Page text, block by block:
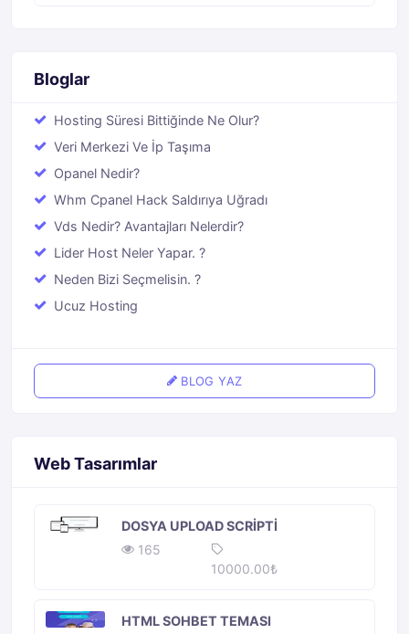
Bloglar
Hosting Süresi Bittiğinde Ne Olur?
Veri Merkezi Ve İp Taşıma
Opanel Nedir?
Whm Cpanel Hack Saldırıya Uğradı
Vds Nedir? Avantajları Nelerdir?
Lider Host Neler Yapar. ?
Neden Bizi Seçmelisin. ?
Ucuz Hosting
BLOG YAZ
Web Tasarımlar
DOSYA UPLOAD SCRIPTI
165
10000.00₺
HTML SOHBET TEMASI